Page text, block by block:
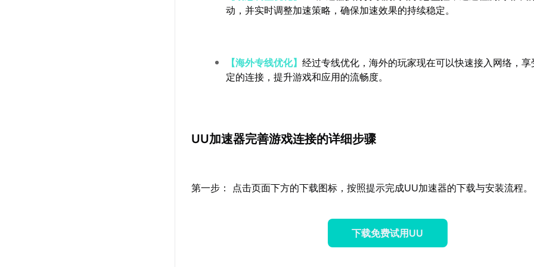
动，并实时调整加速策略，确保加速效果的持续稳定。
【海外专线优化】经过专线优化，海外的玩家现在可以快速接入网络，
定的连接，提升游戏和应用的流畅度。
UU加速器完善游戏连接的详细步骤
第一步： 点击页面下方的下载图标，按照提示完成UU加速器的下载与安装流程。
下载免费试用UU